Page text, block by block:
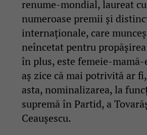
renume-mondial, laureat cu
numeroase premii și
internaționale, care
neîncetat pentru
în plus, este femeie-
aș zice că mai potrivită ar
asta, nominalizarea, la
supremă în Partid, a
Ceaușescu.